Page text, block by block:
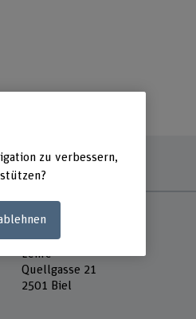
Adresse
Berner Fachhochschule
Technik und Informatik
Lehre
Quellgasse 21
2501 Biel
zu verbessern,